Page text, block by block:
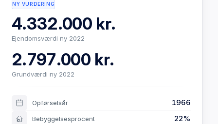
NY VURDERING
4.332.000 kr.
Ejendomsværdi ny 2022
2.797.000 kr.
Grundværdi ny 2022
Opførselsår 1966
Bebyggelsesprocent 22%